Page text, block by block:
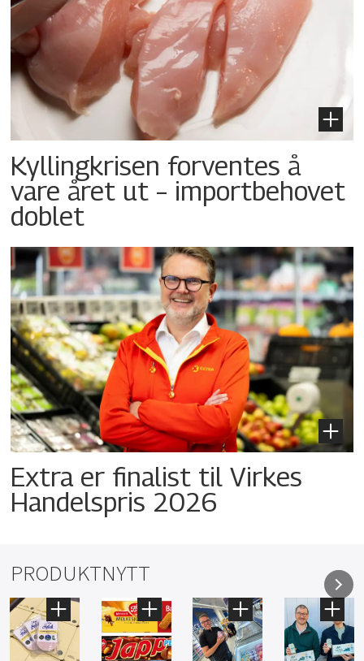
Kyllingkrisen forventes å
vare året ut – importbehovet
doblet
Extra er finalist til Virkes
Handelspris 2026
PRODUKTNYTT